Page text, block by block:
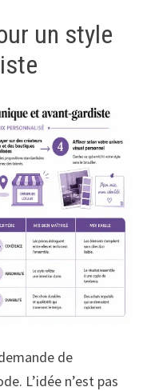
un style
de
L’idée n’est pas